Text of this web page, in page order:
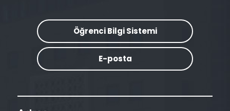
Öğrenci Bilgi Sistemi
E-posta